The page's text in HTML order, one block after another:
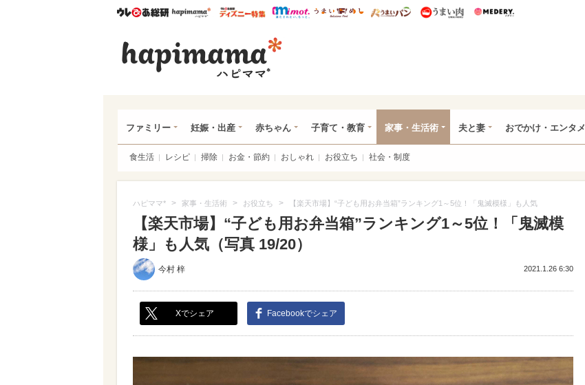
ウレぴあ総研ハピママ* ウレぴあ総研 ディズニー特集
mimot. うまいめし うまいパン うまい肉
ファミリー 妊娠・出産 赤ちゃん 子育て・教育 家事・生活術 夫と妻 おでかけ・エンタメ
食生活 レシピ 掃除 お金・節約 おしゃれ お役立ち 社会・制度
ハピママ* > 家事・生活術 > お役立ち > 【楽天市場】“子ども用お弁当箱”ランキング1～5位！「鬼滅模様」も人気
【楽天市場】“子ども用お弁当箱”ランキング1～5位！「鬼滅模
様」も人気（写真 19/20）
今村 梓 2021.1.26 6:30
Xでシェア Facebookでシェア